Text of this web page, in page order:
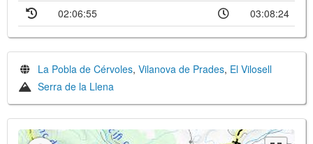
02:06:55
03:08:24
La Pobla de Cérvoles, Vilanova de Prades, El Vilosell
Serra de la Llena